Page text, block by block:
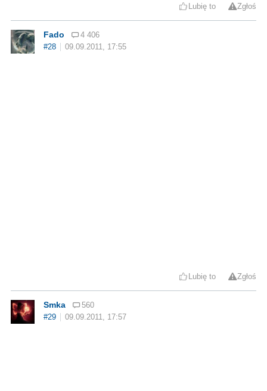
Lubię to Zgłoś
Fado
4 406
#28
09.09.2011, 17:55
Lubię to Zgłoś
Smka
560
#29
09.09.2011, 17:57